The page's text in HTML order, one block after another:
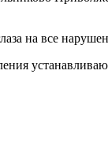
на все